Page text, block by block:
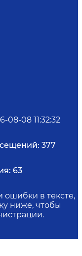
08-08 11:32:32
377
63
в тексте,
ниже, чтобы